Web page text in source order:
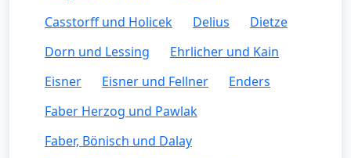
Casstorff und Holicek
Delius
Dietze
Dorn und Lessing
Ehrlicher und Kain
Eisner
Eisner und Fellner
Enders
Faber Herzog und Pawlak
Faber, Bönisch und Dalay